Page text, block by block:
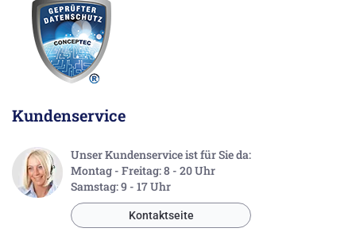
Kundenservice
Unser Kundenservice ist für Sie da:
Montag - Freitag: 8 - 20 Uhr
Samstag: 9 - 17 Uhr
Kontaktseite